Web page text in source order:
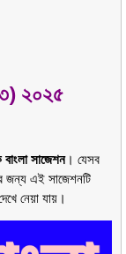
২০২৫
বাংলা সাজেশন। যেসব
জন্য এই সাজেশনটি
নেয়া যায়।